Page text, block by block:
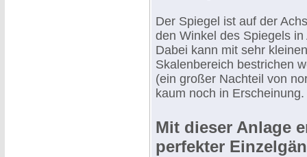
Der Spiegel ist auf der
den Winkel des Spiegels
Dabei kann mit sehr
Skalenbereich bestrichen
(ein großer Nachteil von
kaum noch in Erscheinung.
Mit dieser Anlage
perfekter